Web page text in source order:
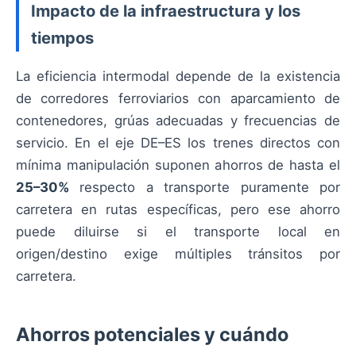
Impacto de la infraestructura y los
tiempos
La eficiencia intermodal depende de la existencia
de corredores ferroviarios con aparcamiento de
contenedores, grúas adecuadas y frecuencias de
servicio. En el eje DE–ES los trenes directos con
mínima manipulación suponen ahorros de hasta el
25–30% respecto a transporte puramente por
carretera en rutas específicas, pero ese ahorro
puede diluirse si el transporte local en
origen/destino exige múltiples tránsitos por
carretera.
Ahorros potenciales y cuándo